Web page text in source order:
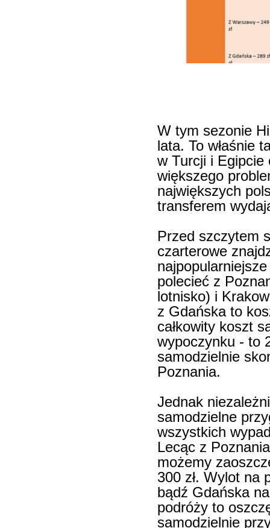
W tym sezonie
lata. To właśnie
w Turcji i Egipcie
większego
największych
transferem
Przed szczytem
czarterowe
polecieć z
lotnisko) i
z Gdańska to
całkowity koszt
wypoczynku - to
samodzielnie
Poznania.
Jednak
samodzielne
wszystkich
Lecąc z
możemy
300 zł. Wylot na
bądź Gdańska
podróży to
samodzielnie